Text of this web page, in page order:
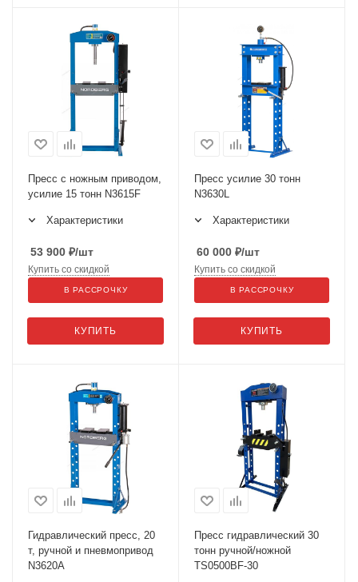
Пресс с ножным приводом,
усилие 15 тонн N3615F
Характеристики
53 900 ₽/шт
КУПИТЬ
Купить со скидкой
В РАССРОЧКУ
Пресс усилие 30 тонн
N3630L
Характеристики
60 000 ₽/шт
КУПИТЬ
Купить со скидкой
В РАССРОЧКУ
Гидравлический пресс, 20
т, ручной и пневмопривод
N3620A
Пресс гидравлический 30
тонн ручной/ножной
TS0500BF-30